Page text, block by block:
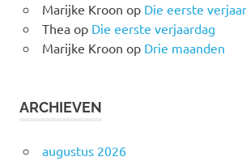
Marijke Kroon op Die eerste
Theaop Die eerste verjaardag
Marijke Kroon op Drie maanden
ARCHIEVEN
augustus 2026